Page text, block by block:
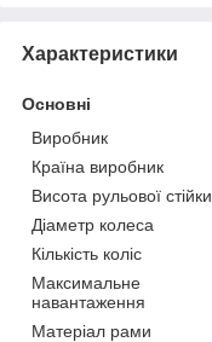
Характеристики
Основні
Виробник
Країна виробник
Висота рульової стійки
Діаметр колеса
Кількість коліс
Максимальне
навантаження
Матеріал рами